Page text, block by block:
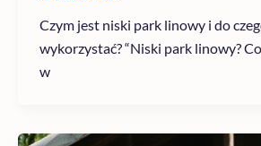
Czym jest niski park linowy i do
wykorzystać? “Niski park linowy?
w